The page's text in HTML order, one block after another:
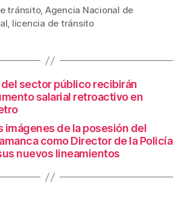
er
e
m
p
ar
tir
tránsito, Agencia Nacional de
, licencia de tránsito
sector público recibirán
salarial retroactivo en
imágenes de la posesión del
como Director de la Policía
nuevos lineamientos